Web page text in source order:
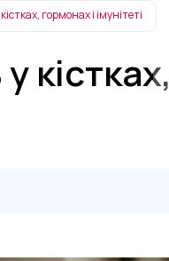
гормонах і імунітеті
кістках,